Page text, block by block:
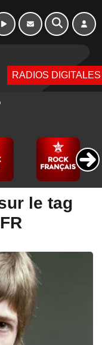
RADIOS DIGITALES
le tag
Week-end de 16h
à 20h